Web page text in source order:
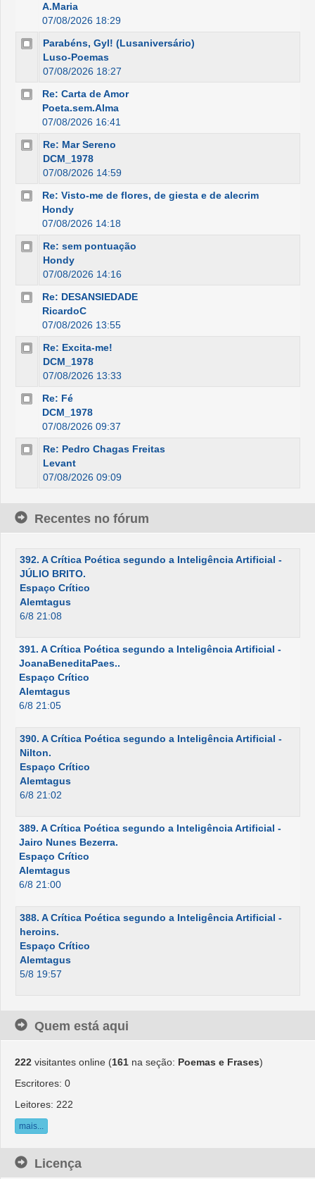
A.Maria
07/08/2026 18:29
Parabéns, Gyl! (Lusaniversário)
Luso-Poemas
07/08/2026 18:27
Re: Carta de Amor
Poeta.sem.Alma
07/08/2026 16:41
Re: Mar Sereno
DCM_1978
07/08/2026 14:59
Re: Visto-me de flores, de giesta e de alecrim
Hondy
07/08/2026 14:18
Re: sem pontuação
Hondy
07/08/2026 14:16
Re: DESANSIEDADE
RicardoC
07/08/2026 13:55
Re: Excita-me!
DCM_1978
07/08/2026 13:33
Re: Fé
DCM_1978
07/08/2026 09:37
Re: Pedro Chagas Freitas
Levant
07/08/2026 09:09
Recentes no fórum
392. A Crítica Poética segundo a Inteligência Artificial -
JÚLIO BRITO.
Espaço Crítico
Alemtagus
6/8 21:08
391. A Crítica Poética segundo a Inteligência Artificial -
JoanaBeneditaPaes..
Espaço Crítico
Alemtagus
6/8 21:05
390. A Crítica Poética segundo a Inteligência Artificial -
Nilton.
Espaço Crítico
Alemtagus
6/8 21:02
389. A Crítica Poética segundo a Inteligência Artificial -
Jairo Nunes Bezerra.
Espaço Crítico
Alemtagus
6/8 21:00
388. A Crítica Poética segundo a Inteligência Artificial -
heroins.
Espaço Crítico
Alemtagus
5/8 19:57
Quem está aqui
222 visitantes online (161 na seção: Poemas e Frases)
Escritores: 0
Leitores: 222
mais...
Licença